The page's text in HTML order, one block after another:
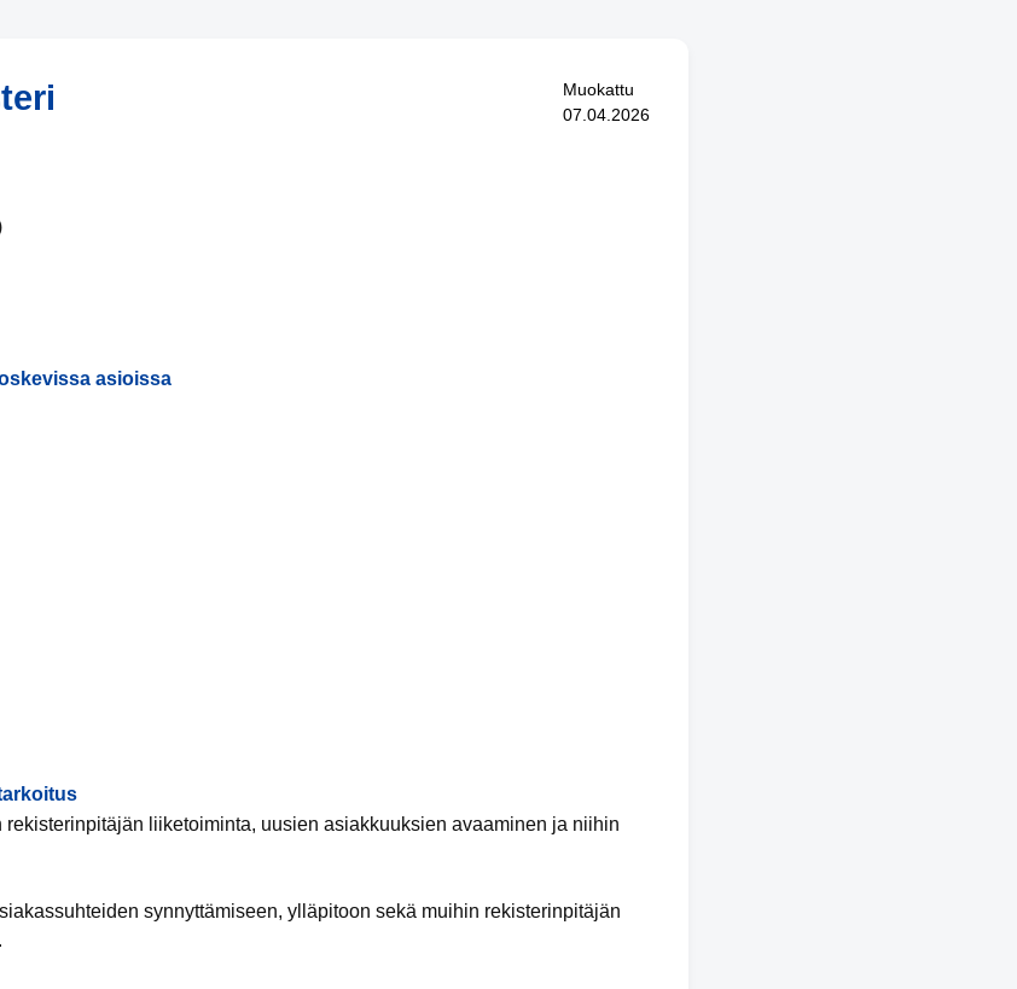
Muokattu
07.04.2026
asioissa
rekisterinpitäjän liiketoiminta, uusien asiakkuuksien avaaminen ja niihin
synnyttämiseen, ylläpitoon sekä muihin rekisterinpitäjän